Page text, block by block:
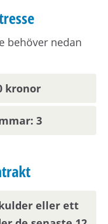
eller
sidor.
antal
infaller på
behöver nedan
kronor
3
eller ett